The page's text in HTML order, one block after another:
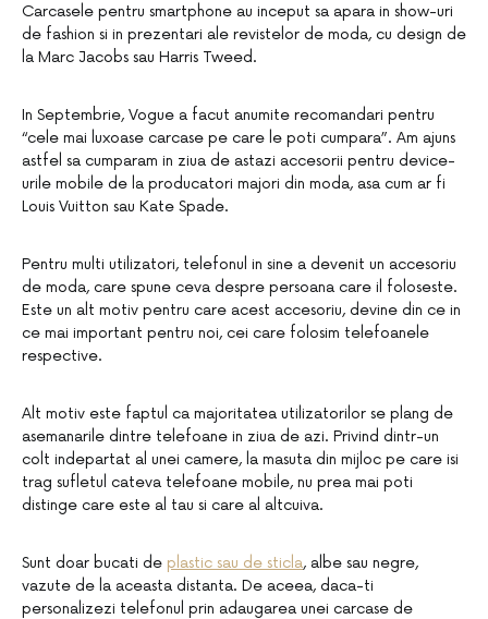
Carcasele pentru smartphone au inceput sa apara in show-uri
de fashion si in prezentari ale revistelor de moda, cu design de
la Marc Jacobs sau Harris Tweed.
In Septembrie, Vogue a facut anumite recomandari pentru
“cele mai luxoase carcase pe care le poti cumpara”. Am ajuns
astfel sa cumparam in ziua de astazi accesorii pentru device-
urile mobile de la producatori majori din moda, asa cum ar fi
Louis Vuitton sau Kate Spade.
Pentru multi utilizatori, telefonul in sine a devenit un accesoriu
de moda, care spune ceva despre persoana care il foloseste.
Este un alt motiv pentru care acest accesoriu, devine din ce in
ce mai important pentru noi, cei care folosim telefoanele
respective.
Alt motiv este faptul ca majoritatea utilizatorilor se plang de
asemanarile dintre telefoane in ziua de azi. Privind dintr-un
colt indepartat al unei camere, la masuta din mijloc pe care isi
trag sufletul cateva telefoane mobile, nu prea mai poti
distinge care este al tau si care al altcuiva.
Sunt doar bucati de plastic sau de sticla, albe sau negre,
vazute de la aceasta distanta. De aceea, daca-ti
personalizezi telefonul prin adaugarea unei carcase de